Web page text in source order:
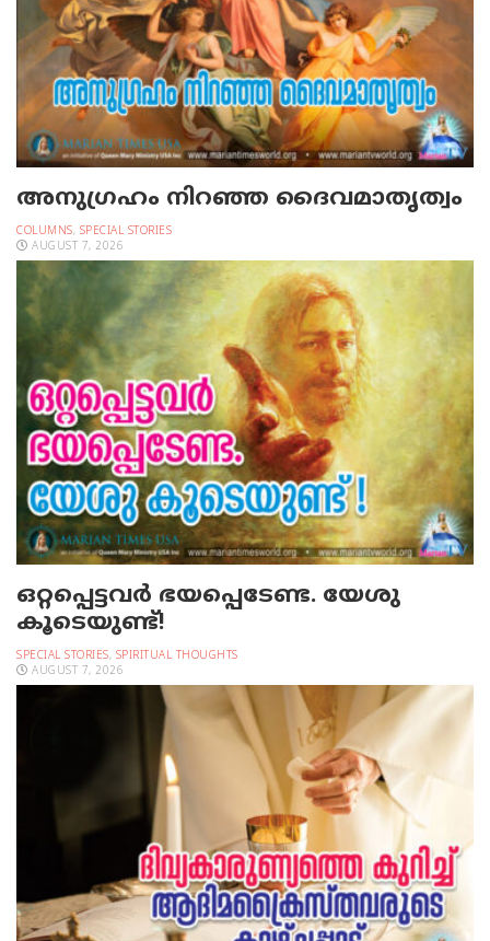
അനുഗ്രഹം നിറഞ്ഞ ദൈവമാതൃത്വം
COLUMNS, SPECIAL STORIES
AUGUST 7, 2026
ഒറ്റപ്പെട്ടവര്‍ ഭയപ്പെടേണ്ട. യേശു
കൂടെയുണ്ട്!
SPECIAL STORIES, SPIRITUAL THOUGHTS
AUGUST 7, 2026